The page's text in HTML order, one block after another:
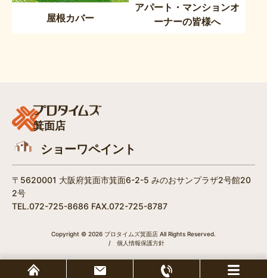
屋根カバー
アパート・マンションオ
ーナーの皆様へ
箕面店
ショーワペイント
〒5620001 大阪府箕面市箕面6-2-5 みのおサンプラザ2号館20
2号
TEL.072-725-8686 FAX.072-725-8787
Copyright © 2026 プロタイムズ箕面店 All Rights Reserved.
/
個人情報保護方針